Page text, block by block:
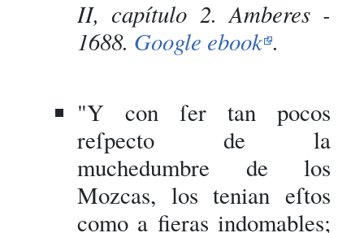
II, capítulo 2. Amberes -
1688. Google ebook .
"Y con ſer tan pocos
reſpecto de la
muchedumbre de los
Mozcas, los tenian eſtos
como a fieras indomables;